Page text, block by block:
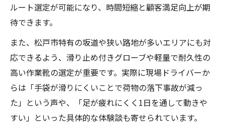
ルート選定が可能になり、時間短縮と顧客満足向上が期
待できます。
また、松戸市特有の坂道や狭い路地が多いエリアにも対
応できるよう、滑り止め付きグローブや軽量で耐久性の
高い作業靴の選定が重要です。実際に現場ドライバーか
らは「手袋が滑りにくいことで荷物の落下事故が減っ
た」という声や、「足が疲れにくく1日を通して動きや
すい」といった具体的な体験談も寄せられています。